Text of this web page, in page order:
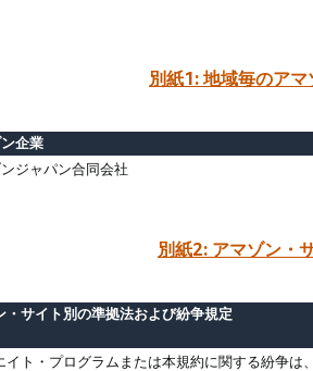
別紙1: 地域毎のア
企業
ジャパン合同会社
別紙2: アマゾン・
・サイト別の準拠法および紛争規定
イト・プログラムまたは本規約に関する紛争